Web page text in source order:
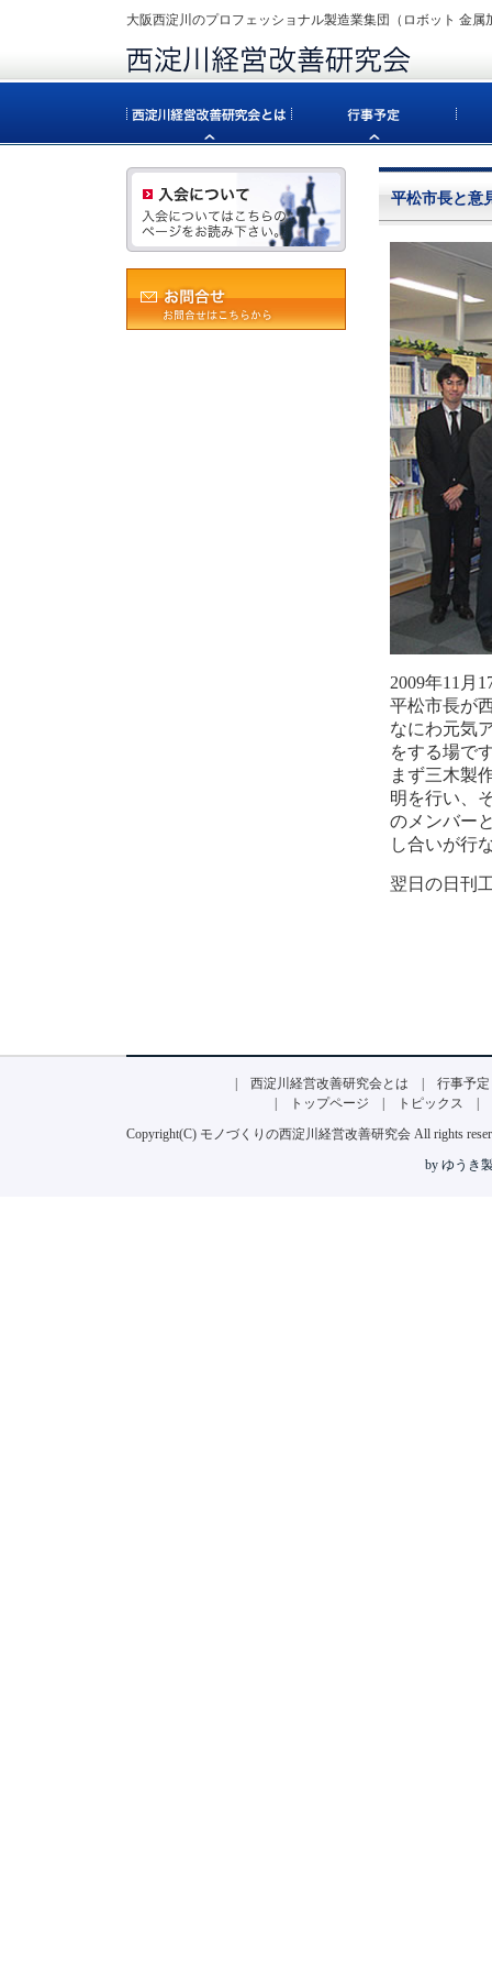
大阪西淀川のプロフェッショナル製造業集団（ロボット 金属
平松市長と意
2009年11月
平松市長が
なにわ元気
をする場で
まず三木製
明を行い、
のメンバー
し合いが行
翌日の日刊
西淀川経営改善研究会とは 行事予定
トップページ トピックス
Copyright(C) モノづくりの西淀川経営改善研究会 All rights
by ゆうき